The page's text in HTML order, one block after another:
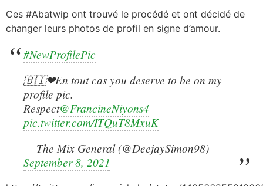
Ces #Abatwip ont trouvé le procédé et ont décidé de
changer leurs photos de profil en signe d’amour.
#NewProfilePic
🇧🇮❤En tout cas you deserve to be on my
profile pic.
Respect@FrancineNiyons4
pic.twitter.com/ITQuT8MxuK
— The Mix General (@DeejaySimon98)
September 8, 2021